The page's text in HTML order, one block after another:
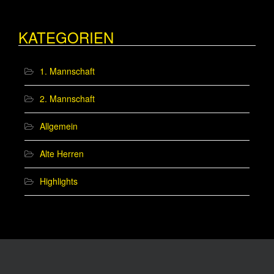
KATEGORIEN
1. Mannschaft
2. Mannschaft
Allgemein
Alte Herren
Highlights